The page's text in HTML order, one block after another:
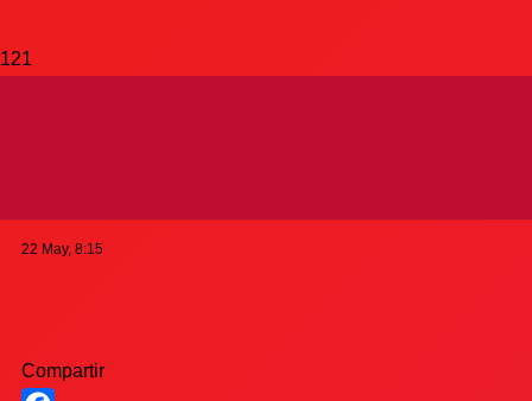
22 May, 8:15
Compartir